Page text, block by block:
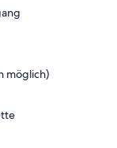
möglich)